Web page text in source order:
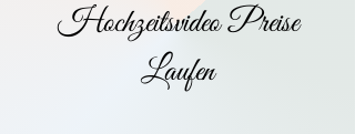
Hochzeitsvideo Preise
Laufen